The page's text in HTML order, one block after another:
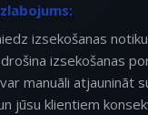
izsekošanas
izsekošanas
manuāli atjaunināt
jūsu klientiem